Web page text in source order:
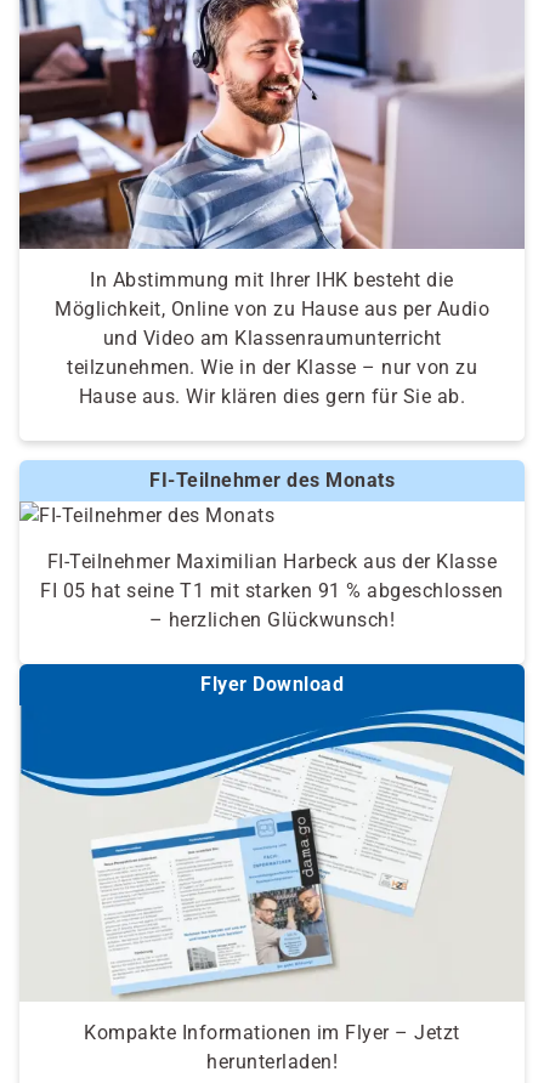
In Abstimmung mit Ihrer IHK besteht die
Möglichkeit, Online von zu Hause aus per Audio
und Video am Klassenraumunterricht
teilzunehmen. Wie in der Klasse – nur von zu
Hause aus. Wir klären dies gern für Sie ab.
FI-Teilnehmer des Monats
FI-Teilnehmer Maximilian Harbeck aus der Klasse
FI 05 hat seine T1 mit starken 91 % abgeschlossen
– herzlichen Glückwunsch!
Flyer Download
Kompakte Informationen im Flyer – Jetzt
herunterladen!